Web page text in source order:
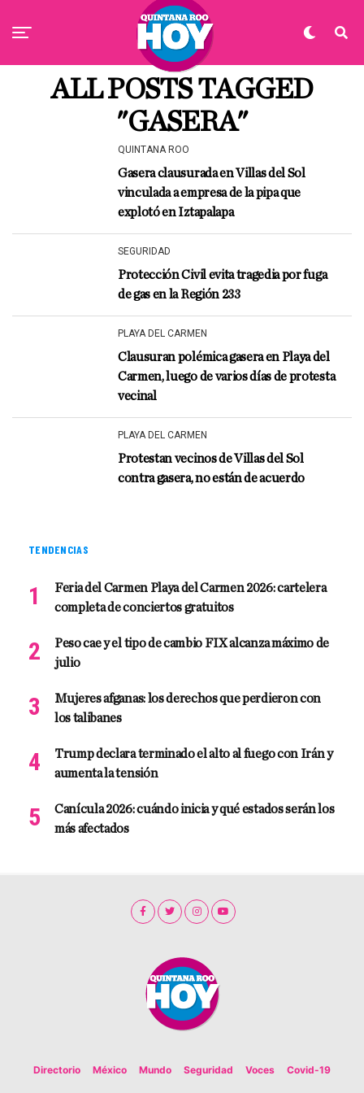
ALL POSTS TAGGED
"GASERA"
QUINTANA ROO
Gasera clausurada en Villas del Sol
vinculada a empresa de la pipa que
explotó en Iztapalapa
SEGURIDAD
Protección Civil evita tragedia por fuga
de gas en la Región 233
PLAYA DEL CARMEN
Clausuran polémica gasera en Playa del
Carmen, luego de varios días de protesta
vecinal
PLAYA DEL CARMEN
Protestan vecinos de Villas del Sol
contra gasera, no están de acuerdo
TENDENCIAS
Feria del Carmen Playa del Carmen 2026: cartelera
completa de conciertos gratuitos
Peso cae y el tipo de cambio FIX alcanza máximo de
julio
Mujeres afganas: los derechos que perdieron con
los talibanes
Trump declara terminado el alto al fuego con Irán y
aumenta la tensión
Canícula 2026: cuándo inicia y qué estados serán los
más afectados
Directorio México Mundo Seguridad Voces Covid-19